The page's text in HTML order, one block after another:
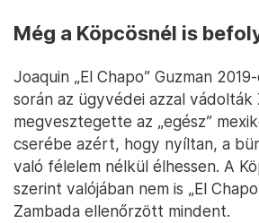
Még a Köpcösnél is
Joaquin „El Chapo” Guzman
során az ügyvédei azzal vádolták
megvesztegette az „egész”
cserébe azért, hogy nyíltan, a
való félelem nélkül élhessen. A
szerint valójában nem is „El
Zambada ellenőrzött mindent.